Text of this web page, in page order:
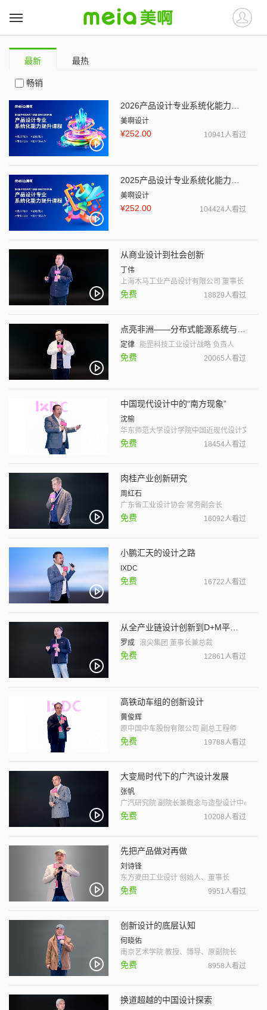
最新 最热
畅销
美啊设计
¥252.00 10941人看过
美啊设计
¥252.00 104424人看过
从商业设计到社会创新
丁伟
上海木马工业产品设计有限公司 董事长
免费 18829人看过
定律 能罡科技工业设计战略 负责人
免费 20065人看过
中国现代设计中的“南方现象”
沈榆
华东师范大学设计学院中国近现代设计文献研
免费 18454人看过
肉桂产业创新研究
周红石
广东省工业设计协会 常务副会长
免费 16092人看过
小鹏汇天的设计之路
IXDC
免费 16722人看过
罗成 浪尖集团 董事长兼总裁
免费 12861人看过
高铁动车组的创新设计
黄俊辉
原中国中车股份有限公司 副总工程师
免费 19788人看过
大变局时代下的广汽设计发展
张帆
广汽研究院 副院长兼概念与造型设计中心主任
免费 10208人看过
先把产品做对再做
刘诗锋
东方麦田工业设计 创始人、董事长
免费 9951人看过
创新设计的底层认知
何晓佑
南京艺术学院 教授、博导、原副院长
免费 8958人看过
换道超越的中国设计探索